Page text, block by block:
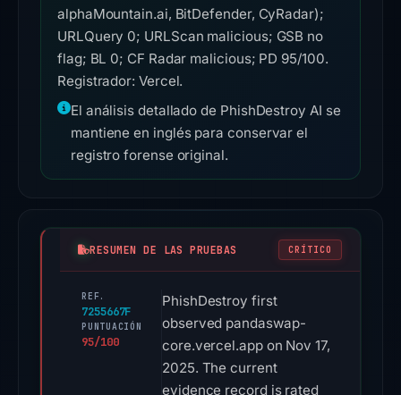
alphaMountain.ai, BitDefender, CyRadar);
URLQuery 0; URLScan malicious; GSB no
flag; BL 0; CF Radar malicious; PD 95/100.
Registrador: Vercel.
El análisis detallado de PhishDestroy AI se
mantiene en inglés para conservar el
registro forense original.
RESUMEN DE LAS PRUEBAS CRÍTICO
REF.
7255667F
PUNTUACIÓN
95/100
PhishDestroy first
observed pandaswap-
core.vercel.app on Nov 17,
2025. The current
evidence record is rated